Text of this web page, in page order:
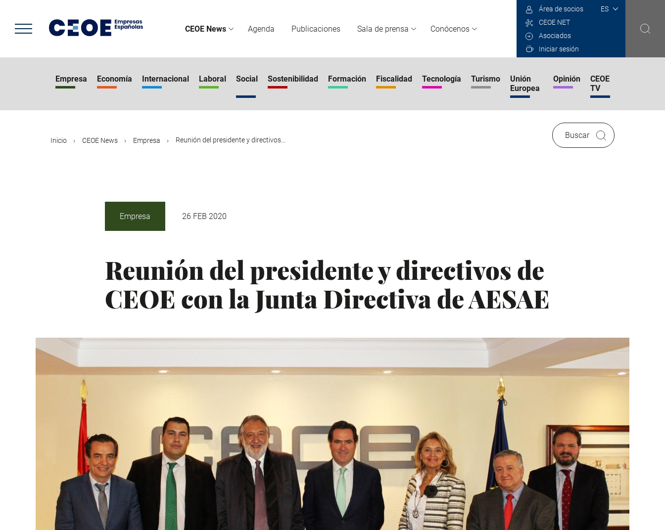
contenido
principal
CEOE News Agenda Publicaciones Sala de prensa Conócenos
Select
Área de socios
CEOE NET
Asociados
Iniciar sesión
Empresa Economía Internacional Laboral Social Sostenibilidad Formación Fiscalidad Tecnología Turismo
Unión
Europea
Opinión
CEOE
TV
Inicio CEOE News Empresa Reunión del presidente y directivos...
Buscar
Empresa 26 FEB 2020
Reunión del presidente y directivos de
CEOE con la Junta Directiva de AESAE